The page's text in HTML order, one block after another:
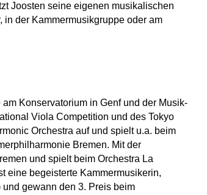
Joosten seine eigenen musikalischen
in der Kammermusikgruppe oder am
Konservatorium in Genf und der Musik-
Viola Competition und des Tokyo
Orchestra auf und spielt u.a. beim
Bremen. Mit der
und spielt beim Orchestra La
eine begeisterte Kammermusikerin,
gewann den 3. Preis beim